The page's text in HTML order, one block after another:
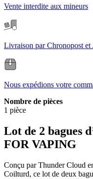
Vente interdite aux mineurs
Livraison par Chronopost
Nous expédions votre
Nombre de pièces
1 pièce
Lot de 2 bagues
FOR VAPING
Conçu par Thunder Cloud
Coilturd, ce lot de deux